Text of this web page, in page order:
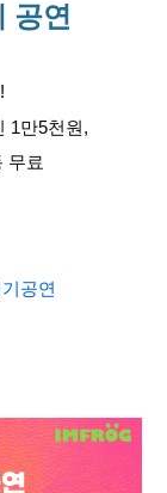
공연
1만5천원,
료
공연